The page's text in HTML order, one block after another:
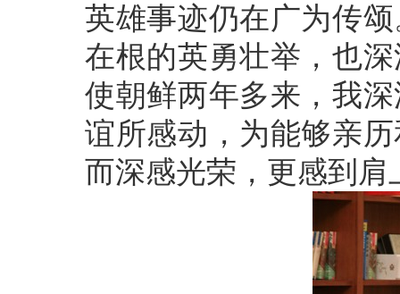
英雄事迹仍在广为传
在根的英勇壮举，也
使朝鲜两年多来，我
谊所感动，为能够亲
而深感光荣，更感到